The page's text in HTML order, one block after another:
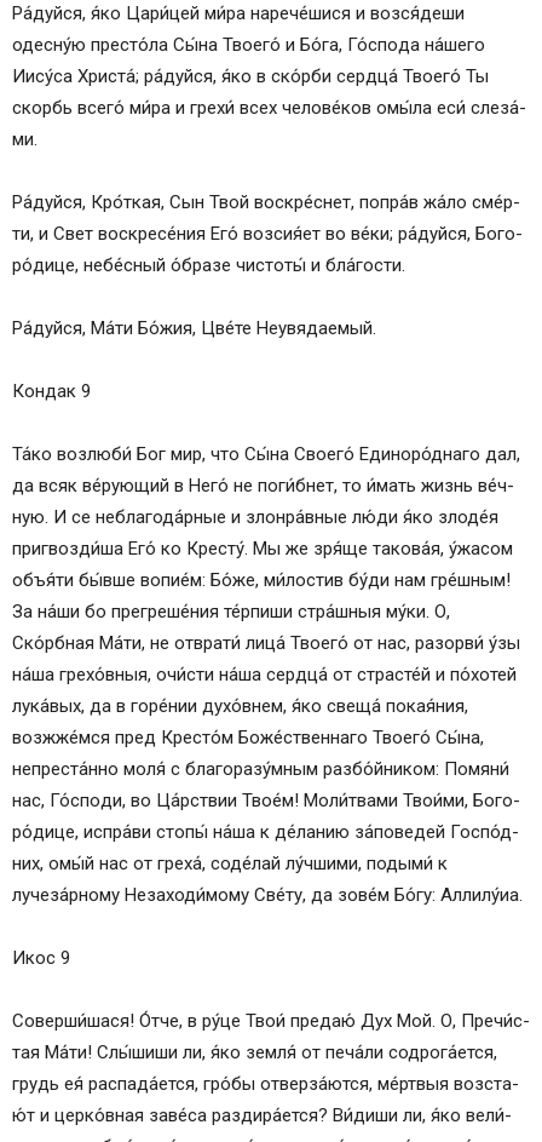
Ра́­дуй­ся, я́ко Цари́цей ми́­ра нарече́шися и возся́деши
одесну́ю пре­сто́­ла Сы́­на Тво­его́ и Бо́­га, Го́с­по­да на́­ше­го
Иису́­са Хри­ста́; ра́­дуй­ся, я́ко в ско́р­би серд­ца́ Тво­его́ Ты
скорбь всего́ ми́­ра и гре­хи́ всех че­ло­ве́­ков омы́ла еси́ сле­за́­
ми.
Ра́­дуй­ся, Кро́ткая, Сын Твой воскре́снет, попра́в жа́ло сме́р­
ти, и Свет воскресе́ния Его́ возсия́ет во ве́­ки; ра́­дуй­ся, Бо­го­
ро́­ди­це, не­бе́с­ный о́б­ра­зе чис­то­ты́ и бла́­гос­ти.
Ра́­дуй­ся, Ма́­ти Бо́­жия, Цве́­те Не­увя­да­емый.
Кондак 9
Та́­ко воз­лю­би́ Бог мир, что Сы́­на Сво­его́ Единоро́днаго дал,
да всяк ве́рующий в Не­го́ не поги́бнет, то и́мать жизнь ве́ч­
ную. И се неблагода́рные и злонра́вные лю́­ди я́ко злоде́я
пригвозди́ша Его́ ко Кресту́. Мы же зря́ще та­ко­ва́я, у́жасом
объя́ти бы́вше во­пи­е́м: Бо́­же, ми́лостив бу́­ди нам гре́ш­ным!
За на́ши бо прегреше́ния те́рпиши стра́шныя му́­ки. О,
Ско́рбная Ма́­ти, не от­вра­ти́ ли­ца́ Тво­его́ от нас, разорви́ у́зы
на́­ша гре­хо́в­ныя, очи́с­ти на́­ша серд­ца́ от страс­те́й и по́­хо­тей
лу­ка́­вых, да в горе́нии духо́внем, я́ко свеща́ по­кая́­ния,
возжже́мся пред Кресто́м Бо­же́ст­вен­на­го Тво­его́ Сы́­на,
непреста́нно моля́ с благоразу́мным разбо́йником: По­мя­ни́
нас, Го́с­по­ди, во Ца́рст­вии Тво­е́м! Мо­ли́т­ва­ми Тво­и́ми, Бо­го­
ро́­ди­це, испра́ви стопы́ на́­ша к де́ланию за́­по­ве­дей Гос­по́д­
них, омы́й нас от греха́, соде́лай лу́чшими, подыми́ к
лучеза́рному Незаходи́мому Све́­ту, да зо­ве́м Бо́­гу: Алли­лу́иа.
Икос 9
Соверши́шася! О́т­че, в ру́­це Твои́ предаю́ Дух Мой. О, Пре­чи́с­
тая Ма́­ти! Слы́­ши­ши ли, я́ко земля́ от пе­ча́­ли содрога́ется,
грудь ея́ распада́ется, гро́бы отверза́ются, ме́рт­выя воз­ста­
ю́т и церко́вная заве́са раздира́ется? Ви́диши ли, я́ко ве­ли́­